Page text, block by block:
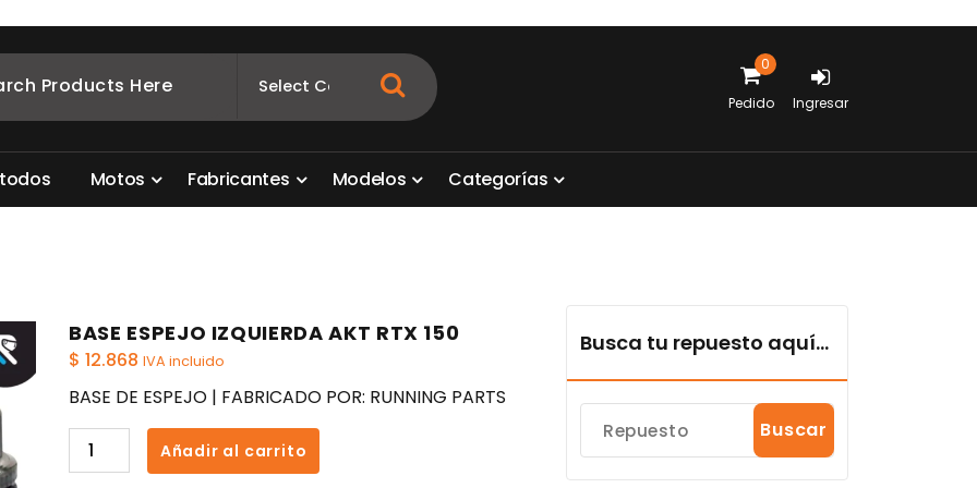
motos. Aquí está lo que necesitas
0
Pedido Ingresar
todos Motos Fabricantes Modelos Categorías
BASE ESPEJO IZQUIERDA AKT RTX 150
$ 12.868 IVA incluido
BASE DE ESPEJO | FABRICADO POR: RUNNING PARTS
BASE
ESPEJO
Añadir al carrito
Busca tu repuesto aquí...
Buscar